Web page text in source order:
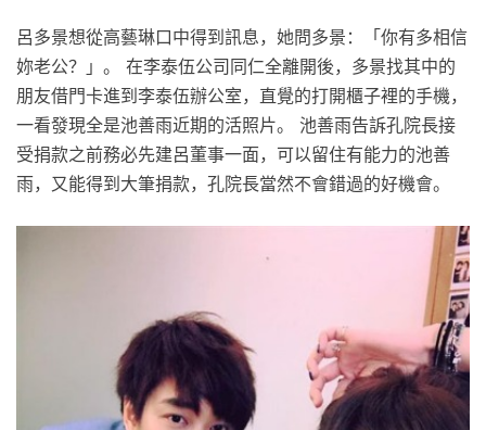
呂多景想從高藝琳口中得到訊息，她問多景：「你有多相信
妳老公？」。 在李泰伍公司同仁全離開後，多景找其中的
朋友借門卡進到李泰伍辦公室，直覺的打開櫃子裡的手機，
一看發現全是池善雨近期的活照片。 池善雨告訴孔院長接
受捐款之前務必先建呂董事一面，可以留住有能力的池善
雨，又能得到大筆捐款，孔院長當然不會錯過的好機會。